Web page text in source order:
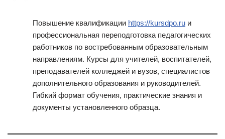
Повышение квалификации https://kursdpo.ru и
профессиональная переподготовка педагогических
работников по востребованным образовательным
направлениям. Курсы для учителей, воспитателей,
преподавателей колледжей и вузов, специалистов
дополнительного образования и руководителей.
Гибкий формат обучения, практические знания и
документы установленного образца.